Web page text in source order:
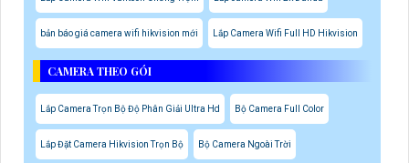
bản báo giá camera wifi hikvision mới Lắp Camera Wifi Full HD Hikvision
CAMERA THEO GÓI
Lắp Camera Trọn Bộ Độ Phân Giải Ultra Hd Bộ Camera Full Color
Lắp Đặt Camera Hikvision Trọn Bộ Bộ Camera Ngoài Trời